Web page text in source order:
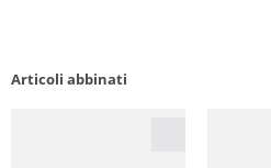
Articoli abbinati